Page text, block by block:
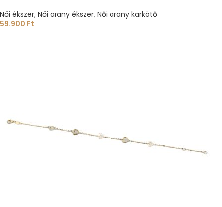
Női ékszer, Női arany ékszer, Női arany karkötő
59.900 Ft